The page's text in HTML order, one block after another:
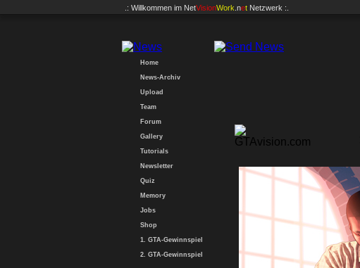
.: Willkommen im NetVisionWork .net Netzwerk :.
Home
News-Archiv
Upload
Team
Forum
Gallery
Tutorials
Newsletter
Quiz
Memory
Jobs
Shop
1. GTA-Gewinnspiel
2. GTA-Gewinnspiel